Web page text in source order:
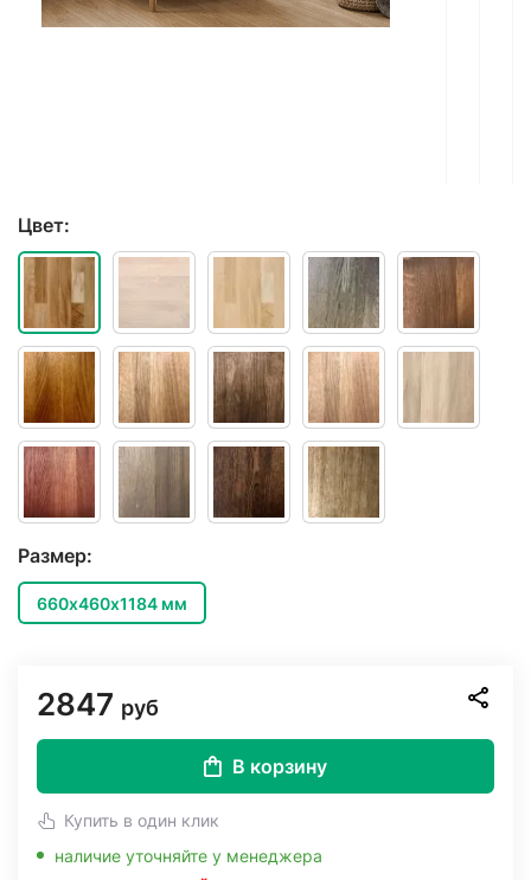
Цвет:
Размер:
660х460х1184 мм
2847 руб
В корзину
Купить в один клик
наличие уточняйте у менеджера